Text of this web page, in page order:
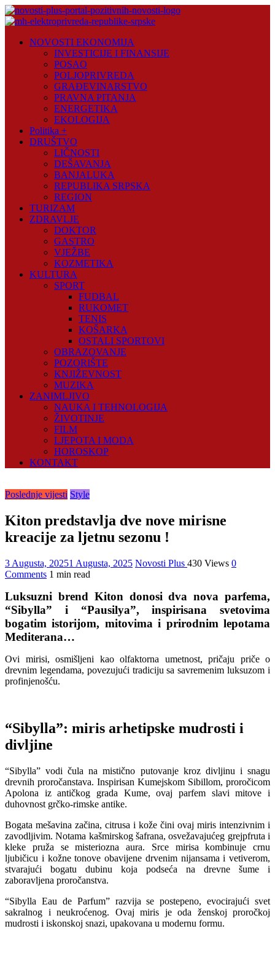
Skip
to
Plus
NOVOSTI EKONOMIJA
INVESTICIJE I FINANSIJE
POSAO
POLJOPRIVREDA
GRAĐEVINARSTVO
PRAVNA PITANJA
ENERGETIKA
EKOLOGIJA
Politika +
DRUŠTVO
LIČNOSTI
DEŠAVANJA
BANJALUKA
REPUBLIKA SRPSKA
REGION
TURIZAM
ZDRAVLJE
DOKTOR
GASTRO
VJEŽBE
KOZMETIKA
KULTURA
SPORT
FUDBAL
RUKOMET
TENIS
KOŠARKA
OSTALI SPORTOVI
OBRAZOVANJE
POZORIŠTE
KNJIŽEVNOST
MUZIKA
ZANIMLJIVO
NAUKA I TEHNOLOGIJA
ŽIVOTINJE
FILM
LJEPOTA I MODA
HOROSKOP
KONTAKT
Poslednje vijesti Style
Kiton predstavlja dve nove mirisne
kreacije za ljetnu sezonu !
3 Augusta, 20251 Augusta, 2025 Novosti Plus 430 Views 0
Comments 1 min read
Luksuzni brend Kiton donosi dva nova parfema,
“Sibylla” i “Pausilya”, inspirisana svetovima
bogatim istorijom, mitovima i prirodnim lepotama
Mediterana…
Ovi mirisi, osmišljeni kao olfaktorna umetnost, pričaju priče o
drevnim legendama, povezujući tradiciju sa savremenim luksuzom i
profinjenošću.
“Sibylla”: miris arhetipske mudrosti i
divljine
“Sibylla” vodi čula na mistično putovanje kroz divljinu i snagu
drevnih proročanstava. Inspirisan Kumejskom Sibillom, proročicom
Apolona iz antičkog grada Kume, ovaj parfem slavi mitove i
duhovnost grčko-rimske antike.
Bogata mešavina začina, citrusa i kože čini ovaj miris intenzivnim i
zavodljivim. Notama kašmirskog šafrana, osvežavajućeg grejpfruta i
kleke pruža se misteriozna aura. Srce mirisa kombinuje crnu
ljubičicu i kožne tonove obavijene drvenim nijansama i vetiverom,
stvarajući bogatu dubinu koja podseća na drevne šume i
zaboravljena proročanstva.
“Sibylla Eau de Parfum” razvija se postepeno, evocirajući svet
sakralnog i neukroćenog. Ovaj miris je oda ženskoj proročkoj
mudrosti i iskonskoj snazi, upakovana u modernu formu.